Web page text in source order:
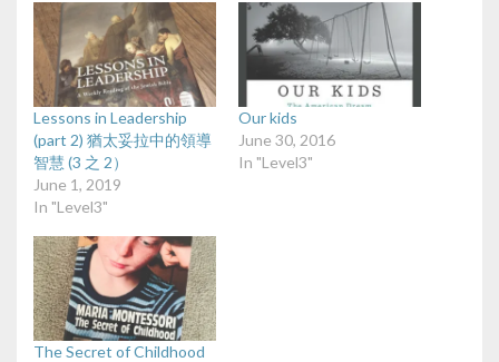
Lessons in Leadership
(part 2) 猶太妥拉中的領導
智慧 (3 之 2）
June 1, 2019
In "Level3"
Our kids
June 30, 2016
In "Level3"
The Secret of Childhood